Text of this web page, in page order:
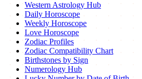
Western Astrology Hub
Daily Horoscope
Weekly Horoscope
Love Horoscope
Zodiac Profiles
Zodiac Compatibility Chart
Birthstones by Sign
Numerology Hub